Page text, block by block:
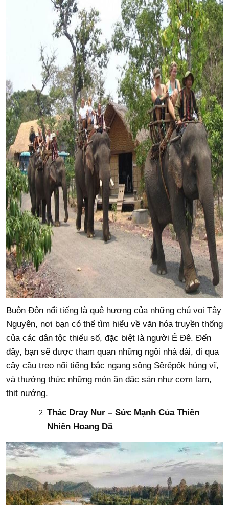
Buôn Đôn nổi tiếng là quê hương của những chú voi Tây
Nguyên, nơi bạn có thể tìm hiểu về văn hóa truyền thống
của các dân tộc thiểu số, đặc biệt là người Ê Đê. Đến
đây, bạn sẽ được tham quan những ngôi nhà dài, đi qua
cây cầu treo nổi tiếng bắc ngang sông Sêrêpốk hùng vĩ,
và thưởng thức những món ăn đặc sản như cơm lam,
thịt nướng.
Thác Dray Nur – Sức Mạnh Của Thiên
Nhiên Hoang Dã